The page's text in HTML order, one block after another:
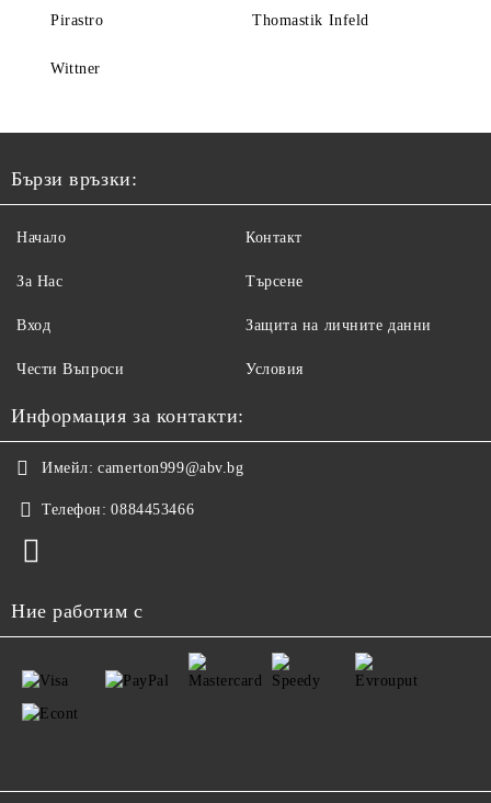
Pirastro Thomastik Infeld
Wittner
Бързи връзки:
Начало
За Нас
Вход
Чести Въпроси
Контакт
Търсене
Защита на личните данни
Условия
Информация за контакти:
Имейл: camerton999@abv.bg
Телефон: 0884453466
Ние работим с